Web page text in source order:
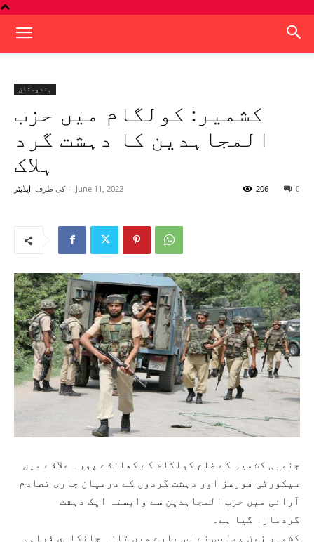
ہندوستان
کشمیر: کولگام میں حزب
المجاہدین کا دہشت گرد
ہلاک
کی طرف ایڈیٹر - June 11, 2022 0
206
جنوبی کشمیر کے ضلع کولگام کے کھانڈے پورہ علاقے میں
سیکورٹی فورسز اور دہشت گردوں کے درمیان جاری تصادم
آرائی میں حزب المجاہدین سے وابستہ ایک دہشت
گردمارا گیا ہے۔
کشمیر زون پولیس نے اس بارے میں تازہ جانکاری فراہم